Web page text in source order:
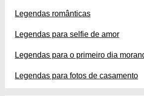
Legendas românticas
Legendas para selfie de amor
Legendas para o primeiro dia
Legendas para fotos de casamento